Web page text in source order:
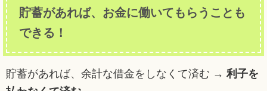
貯蓄があれば、お金に働いてもらうことも
できる！
貯蓄があれば、余計な借金をしなくて済む → 利子を